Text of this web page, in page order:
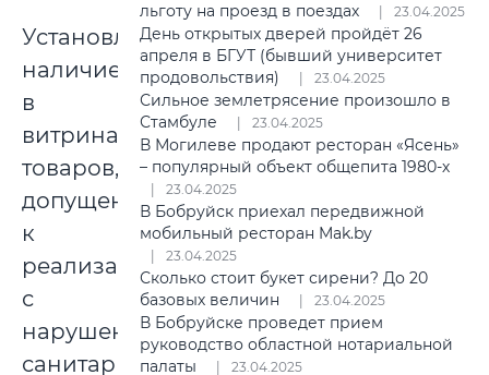
Установлено
наличие
в
витринах
товаров,
допущенных
к
реализации
с
нарушением
санитарно-
льготу на проезд в поездах
23.04.2025
День открытых дверей пройдёт 26
апреля в БГУТ (бывший университет
продовольствия)
23.04.2025
Сильное землетрясение произошло в
Стамбуле
23.04.2025
В Могилеве продают ресторан «Ясень»
– популярный объект общепита 1980-х
23.04.2025
В Бобруйск приехал передвижной
мобильный ресторан Mak.by
23.04.2025
Сколько стоит букет сирени? До 20
базовых величин
23.04.2025
В Бобруйске проведет прием
руководство областной нотариальной
палаты
23.04.2025